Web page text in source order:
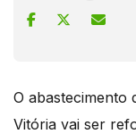
O abastecimento
Vitória vai ser